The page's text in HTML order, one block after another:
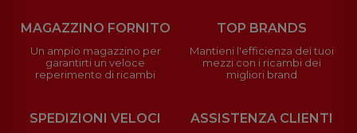
MAGAZZINO FORNITO
Un ampio magazzino per
garantirti un veloce
reperimento di ricambi
TOP BRANDS
Mantieni l'efficienza dei tuoi
mezzi con i ricambi dei
migliori brand
SPEDIZIONI VELOCI ASSISTENZA CLIENTI